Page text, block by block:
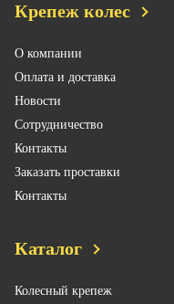
Крепеж колес
О компании
Оплата и доставка
Новости
Сотрудничество
Контакты
Заказать проставки
Контакты
Каталог
Колесный крепеж